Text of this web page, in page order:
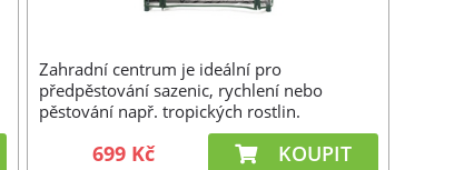
Zahradní centrum je ideální pro
předpěstování sazenic, rychlení nebo
pěstování např. tropických rostlin.
699 Kč KOUPIT